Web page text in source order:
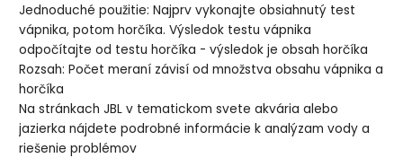
Jednoduché použitie: Najprv vykonajte obsiahnutý test
vápnika, potom horčíka. Výsledok testu vápnika
odpočítajte od testu horčíka - výsledok je obsah horčíka
Rozsah: Počet meraní závisí od množstva obsahu vápnika a
horčíka
Na stránkach JBL v tematickom svete akvária alebo
jazierka nájdete podrobné informácie k analýzam vody a
riešenie problémov